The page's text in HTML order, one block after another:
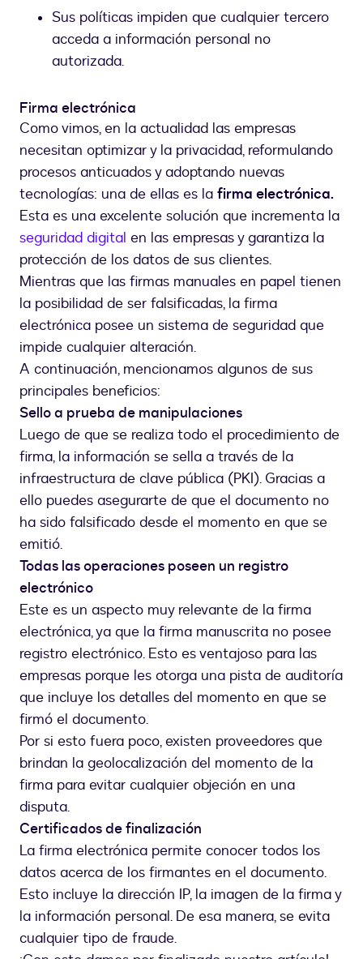
Sus políticas impiden que cualquier tercero
acceda a información personal no
autorizada.
Firma electrónica
Como vimos, en la actualidad las empresas
necesitan optimizar y la privacidad, reformulando
procesos anticuados y adoptando nuevas
tecnologías: una de ellas es la firma electrónica.
Esta es una excelente solución que incrementa la
seguridad digital en las empresas y garantiza la
protección de los datos de sus clientes.
Mientras que las firmas manuales en papel tienen
la posibilidad de ser falsificadas, la firma
electrónica posee un sistema de seguridad que
impide cualquier alteración.
A continuación, mencionamos algunos de sus
principales beneficios:
Sello a prueba de manipulaciones
Luego de que se realiza todo el procedimiento de
firma, la información se sella a través de la
infraestructura de clave pública (PKI). Gracias a
ello puedes asegurarte de que el documento no
ha sido falsificado desde el momento en que se
emitió.
Todas las operaciones poseen un registro
electrónico
Este es un aspecto muy relevante de la firma
electrónica, ya que la firma manuscrita no posee
registro electrónico. Esto es ventajoso para las
empresas porque les otorga una pista de auditoría
que incluye los detalles del momento en que se
firmó el documento.
Por si esto fuera poco, existen proveedores que
brindan la geolocalización del momento de la
firma para evitar cualquier objeción en una
disputa.
Certificados de finalización
La firma electrónica permite conocer todos los
datos acerca de los firmantes en el documento.
Esto incluye la dirección IP, la imagen de la firma y
la información personal. De esa manera, se evita
cualquier tipo de fraude.